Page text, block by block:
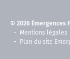
© 2026 Émergences
Mentions légales
Plan du site